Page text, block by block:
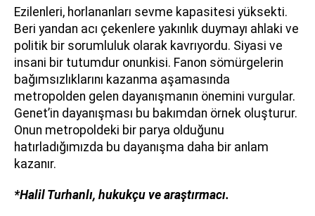
Ezilenleri, horlananları sevme kapasitesi yüksekti.
Beri yandan acı çekenlere yakınlık duymayı ahlaki ve
politik bir sorumluluk olarak kavrıyordu. Siyasi ve
insani bir tutumdur onunkisi. Fanon sömürgelerin
bağımsızlıklarını kazanma aşamasında
metropolden gelen dayanışmanın önemini vurgular.
Genet’in dayanışması bu bakımdan örnek oluşturur.
Onun metropoldeki bir parya olduğunu
hatırladığımızda bu dayanışma daha bir anlam
kazanır.
*Halil Turhanlı, hukukçu ve araştırmacı.